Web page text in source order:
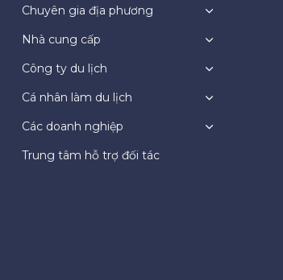
Chuyên gia địa phương
Nhà cung cấp
Công ty du lịch
Cá nhân làm du lịch
Các doanh nghiệp
Trung tâm hỗ trợ đối tác